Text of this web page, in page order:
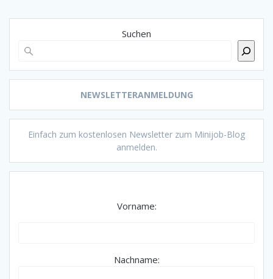
Suchen
NEWSLETTERANMELDUNG
Einfach zum kostenlosen Newsletter zum Minijob-Blog
anmelden.
Vorname:
Nachname: